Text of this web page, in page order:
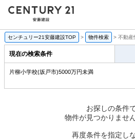
センチュリー21安藤建設TOP > 物件検索 > 不動産
現在の検索条件
片柳小学校(坂戸市)5000万円未満
お探しの条件
物件が見つかりませ
再度条件を指定し